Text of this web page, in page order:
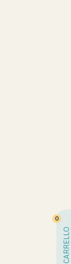
distanza di
è un
è
Comune di
la
di pagamento. CARRELLO
0